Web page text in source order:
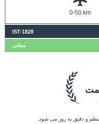
0-50 km
IST-1828
مجانی
و دقیق به روز می شود.